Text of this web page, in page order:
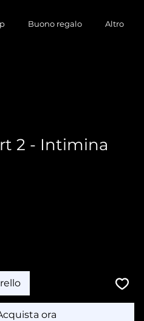
Buono regalo Altro
2 - Intimina
ora